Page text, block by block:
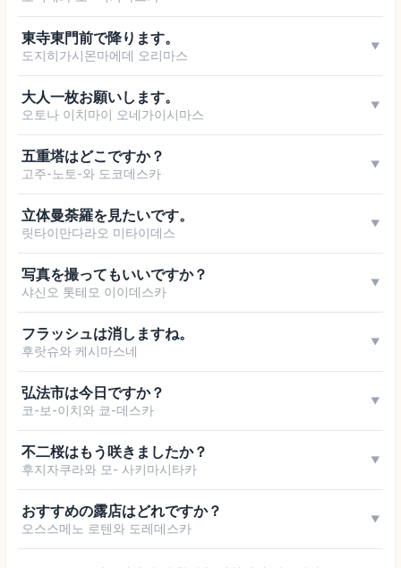
東寺東門前で降ります。
도지히가시몬마에데 오리마스
▼
大人一枚お願いします。
오토나 이치마이 오네가이시마스
▼
五重塔はどこですか？
고주-노토-와 도코데스카
▼
立体曼荼羅を見たいです。
릿타이만다라오 미타이데스
▼
写真を撮ってもいいですか？
샤신오 톳테모 이이데스카
▼
フラッシュは消しますね。
후랏슈와 케시마스네
▼
弘法市は今日ですか？
코-보-이치와 쿄-데스카
▼
不二桜はもう咲きましたか？
후지자쿠라와 모- 사키마시타카
▼
おすすめの露店はどれですか？
오스스메노 로텐와 도레데스카
▼